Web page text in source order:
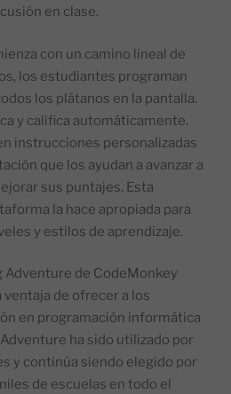
en clase.
con un camino lineal de
los estudiantes programan
los plátanos en la pantalla.
y califica automáticamente.
instrucciones personalizadas
que los ayudan a avanzar a
sus puntajes. Esta
la hace apropiada para
y estilos de aprendizaje.
Adventure de CodeMonkey
ventaja de ofrecer a los
en programación informática
ha sido utilizado por
y continúa siendo elegido por
de escuelas en todo el